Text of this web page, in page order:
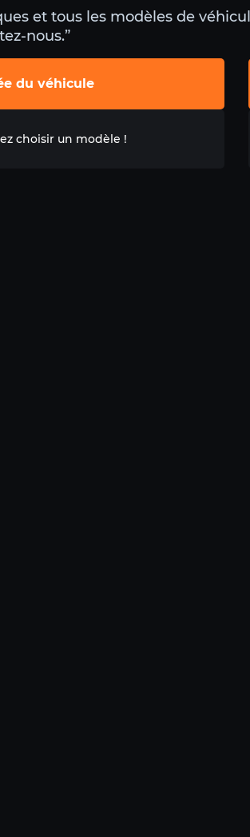
et tous les modèles de
nous.”
du véhicule
choisir un modèle !